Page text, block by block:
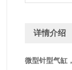
详情介绍
微型针型气缸